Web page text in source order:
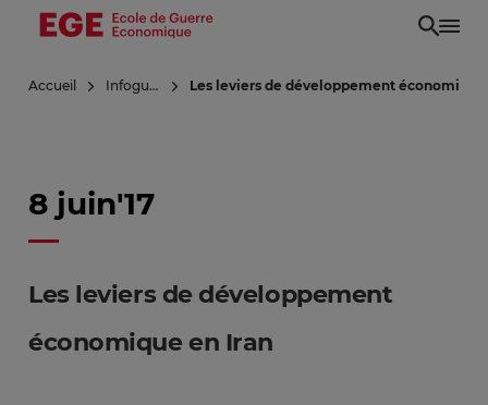
Aller
principal
Accueil Infoguerre Les leviers de développement économique
8 juin'17
Les leviers de développement
économique en Iran